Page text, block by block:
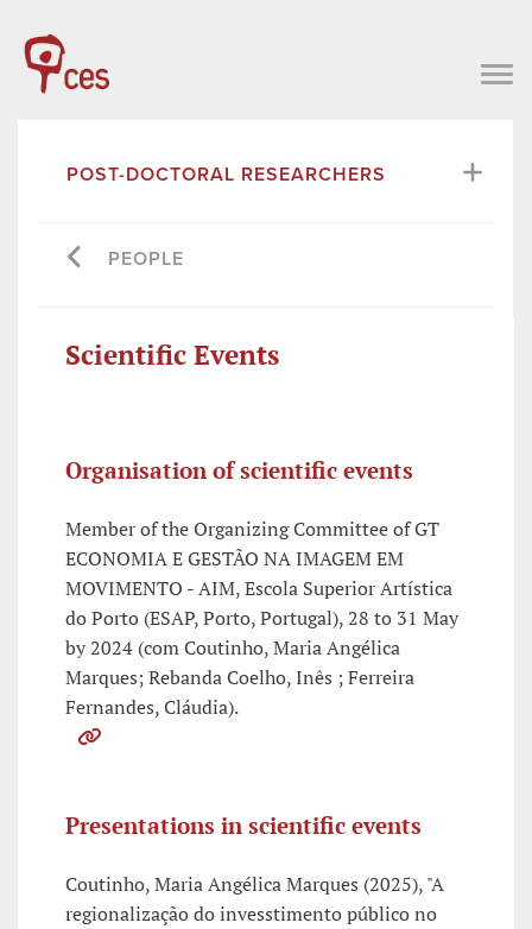
POST-DOCTORAL RESEARCHERS
PEOPLE
Scientific Events
Organisation of scientific events
Member of the Organizing Committee of GT
ECONOMIA E GESTÃO NA IMAGEM EM
MOVIMENTO - AIM, Escola Superior Artística
do Porto (ESAP, Porto, Portugal), 28 to 31 May
by 2024 (com Coutinho, Maria Angélica
Marques; Rebanda Coelho, Inês ; Ferreira
Fernandes, Cláudia).
Presentations in scientific events
Coutinho, Maria Angélica Marques (2025), "A
regionalização do invesstimento público no